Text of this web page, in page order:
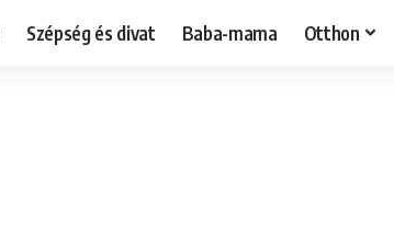
Szépség és divat Baba-mama Otthon